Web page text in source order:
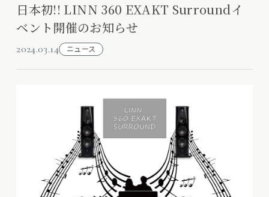
日本初!! LINN 360 EXAKT Surroundイ
ベント開催のお知らせ
2024.03.14 ニュース